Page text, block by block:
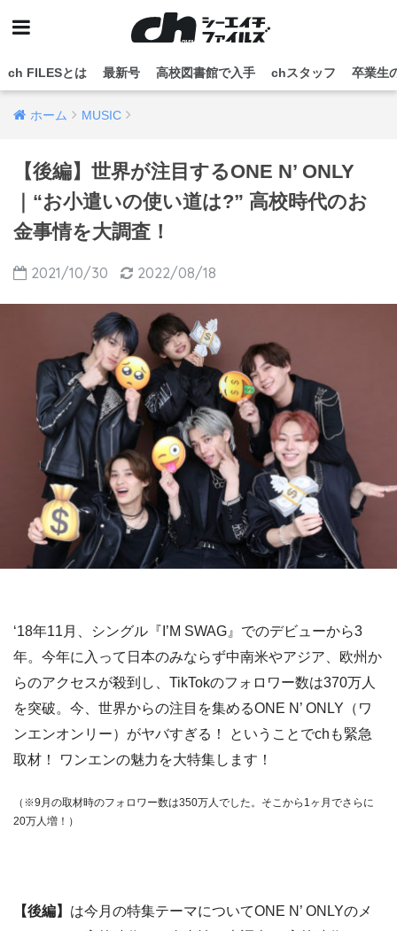
ch FILESとは 最新号 高校図書館で入手 chスタッフ 卒業生
ホーム MUSIC
【後編】世界が注目するONE N’ ONLY
｜“お小遣いの使い道は?” 高校時代のお
金事情を大調査！
2021/10/30 2022/08/18
‘18年11月、シングル『I’M SWAG』でのデビューから3
年。今年に入って日本のみならず中南米やアジア、欧州か
らのアクセスが殺到し、TikTokのフォロワー数は370万人
を突破。今、世界からの注目を集めるONE N’ ONLY（ワ
ンエンオンリー）がヤバすぎる！ ということでchも緊急
取材！ ワンエンの魅力を大特集します！
（※9月の取材時のフォロワー数は350万人でした。そこから1ヶ月でさらに
20万人増！）
【後編】 は今月の特集テーマについてONE N’ ONLYのメ